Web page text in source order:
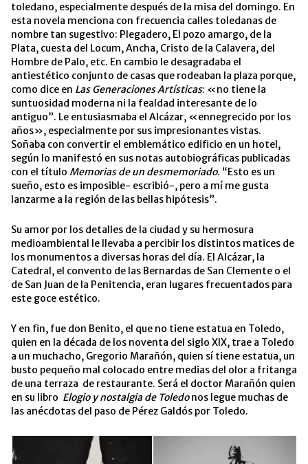
toledano, especialmente después de la misa del domingo. En
esta novela menciona con frecuencia calles toledanas de
nombre tan sugestivo: Plegadero, El pozo amargo, de la
Plata, cuesta del Locum, Ancha, Cristo de la Calavera, del
Hombre de Palo, etc. En cambio le desagradaba el
antiestético conjunto de casas que rodeaban la plaza porque,
como dice en Las Generaciones Artísticas: «no tiene la
suntuosidad moderna ni la fealdad interesante de lo
antiguo”. Le entusiasmaba el Alcázar, «ennegrecido por los
años», especialmente por sus impresionantes vistas.
Soñaba con convertir el emblemático edificio en un hotel,
según lo manifestó en sus notas autobiográficas publicadas
con el título Memorias de un desmemoriado. “Esto es un
sueño, esto es imposible- escribió-, pero a mí me gusta
lanzarme a la región de las bellas hipótesis”.
Su amor por los detalles de la ciudad y su hermosura
medioambiental le llevaba a percibir los distintos matices de
los monumentos a diversas horas del día. El Alcázar, la
Catedral, el convento de las Bernardas de San Clemente o el
de San Juan de la Penitencia, eran lugares frecuentados para
este goce estético.
Y en fin, fue don Benito, el que no tiene estatua en Toledo,
quien en la década de los noventa del siglo XIX, trae a Toledo
a un muchacho, Gregorio Marañón, quien sí tiene estatua, un
busto pequeño mal colocado entre medias del olor a fritanga
de una terraza de restaurante. Será el doctor Marañón quien
en su libro Elogio y nostalgia de Toledonos legue muchas de
las anécdotas del paso de Pérez Galdós por Toledo.